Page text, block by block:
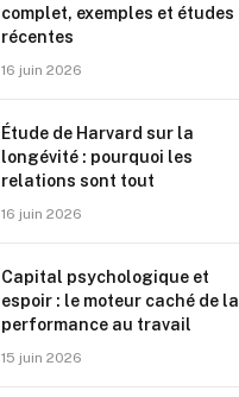
complet, exemples et études
récentes
16 juin 2026
Étude de Harvard sur la
longévité : pourquoi les
relations sont tout
16 juin 2026
Capital psychologique et
espoir : le moteur caché de la
performance au travail
15 juin 2026